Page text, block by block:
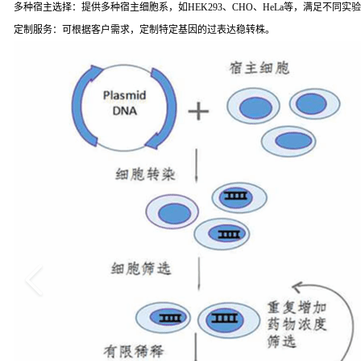
多种宿主选择：提供多种宿主细胞系，如HEK293、CHO、HeLa等，满足不同实
定制服务：可根据客户需求，定制特定基因的过表达稳转株。